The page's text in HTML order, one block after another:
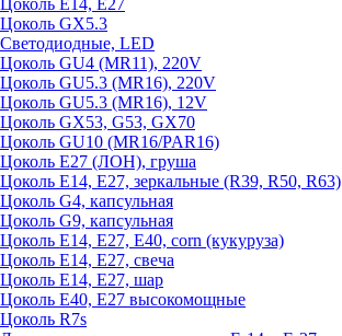
Цоколь E14, E27
Цоколь GX5.3
Светодиодные, LED
Цоколь GU4 (MR11), 220V
Цоколь GU5.3 (MR16), 220V
Цоколь GU5.3 (MR16), 12V
Цоколь GX53, G53, GX70
Цоколь GU10 (MR16/PAR16)
Цоколь Е27 (ЛОН), груша
Цоколь Е14, Е27, зеркальные (R39, R50, R63)
Цоколь G4, капсульная
Цоколь G9, капсульная
Цоколь Е14, Е27, Е40, corn (кукуруза)
Цоколь Е14, Е27, свеча
Цоколь Е14, Е27, шар
Цоколь Е40, Е27 высокомощные
Цоколь R7s